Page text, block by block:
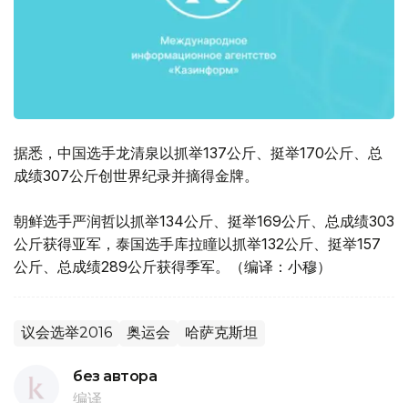
据悉，中国选手龙清泉以抓举137公斤、挺举170公斤、总
成绩307公斤创世界纪录并摘得金牌。
朝鲜选手严润哲以抓举134公斤、挺举169公斤、总成绩303
公斤获得亚军，泰国选手库拉瞳以抓举132公斤、挺举157
公斤、总成绩289公斤获得季军。（编译：小穆）
议会选举2016 奥运会 哈萨克斯坦
без автора
编译